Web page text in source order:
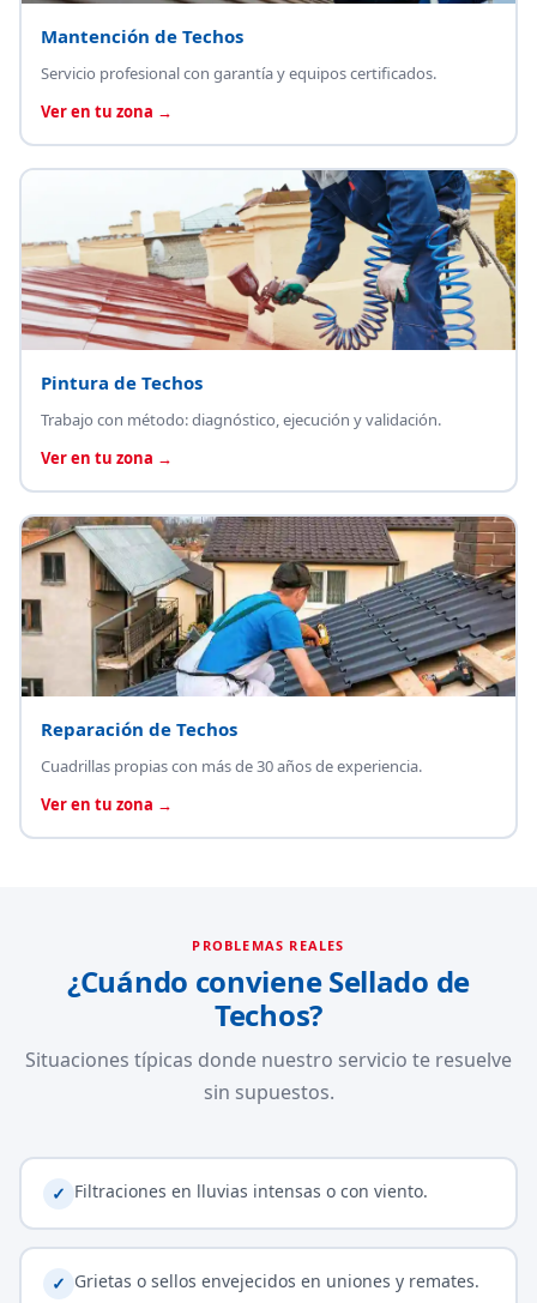
Mantención de Techos
Servicio profesional con garantía y equipos certificados.
Ver en tu zona →
Pintura de Techos
Trabajo con método: diagnóstico, ejecución y validación.
Ver en tu zona →
Reparación de Techos
Cuadrillas propias con más de 30 años de experiencia.
Ver en tu zona →
PROBLEMAS REALES
¿Cuándo conviene Sellado de
Techos?
Situaciones típicas donde nuestro servicio te resuelve
sin supuestos.
✓ Filtraciones en lluvias intensas o con viento.
✓ Grietas o sellos envejecidos en uniones y remates.